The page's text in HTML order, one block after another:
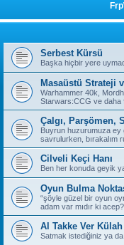
Serbest Kürsü
Başka hiçbir yere
Masaüstü Strateji
Warhammer 40k,
Starwars:CCG ve daha
Çalgı, Parşömen,
Buyrun huzurumuza ey
savrulurken, bırakalım
Cilveli Keçi Hanı
Ben her konuda geyik
Oyun Bulma
“şöyle güzel bir oyun
adam var mıdır ki
Al Takke Ver Külah
Satmak istediğiniz ya da